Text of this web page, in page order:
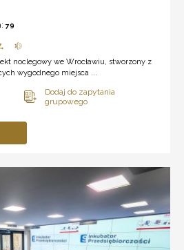
79
noclegowy we Wrocławiu, stworzony z
wygodnego miejsca ...